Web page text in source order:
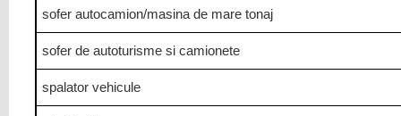
sofer autocamion/masina de mare tonaj
sofer de autoturisme si camionete
spalator vehicule